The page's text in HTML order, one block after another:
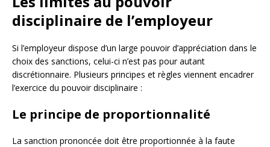
disciplinaire de l’employeur
Si l’employeur dispose d’un large pouvoir d’appréciation dans le
choix des sanctions, celui-ci n’est pas pour autant
discrétionnaire. Plusieurs principes et règles viennent encadrer
l’exercice du pouvoir disciplinaire :
Le principe de proportionnalité
La sanction prononcée doit être proportionnée à la faute